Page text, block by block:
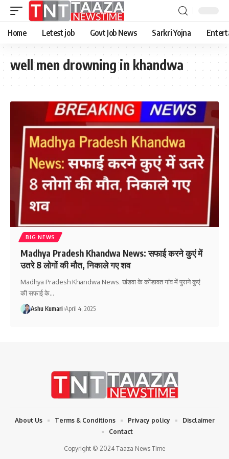
Home Letest job Govt Job News Sarkri Yojna
well men drowning in khandwa
BIG NEWS
Madhya Pradesh Khandwa News: सफाई करने कुएं में
उतरे 8 लोगों की मौत, निकाले गए शव
Madhya Pradesh Khandwa News: खंडवा के कोंडावत गांव में पुराने कुएं
की सफाई के…
Ashu Kumari April 4, 2025
Copyright © 2024 Taaza News Time
About Us Terms & Conditions Privacy policy
Disclaimer
Contact